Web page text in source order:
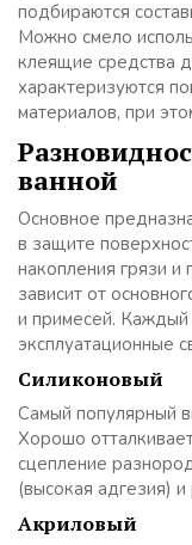
подбираются
Можно смело
клеящие средства
характеризуются
материалов, при
ванной
Основное
в защите
накопления грязи
зависит от
и примесей.
эксплуатационные
Силиконовый
Самый популярный
Хорошо
сцепление
(высокая адгезия)
Акриловый